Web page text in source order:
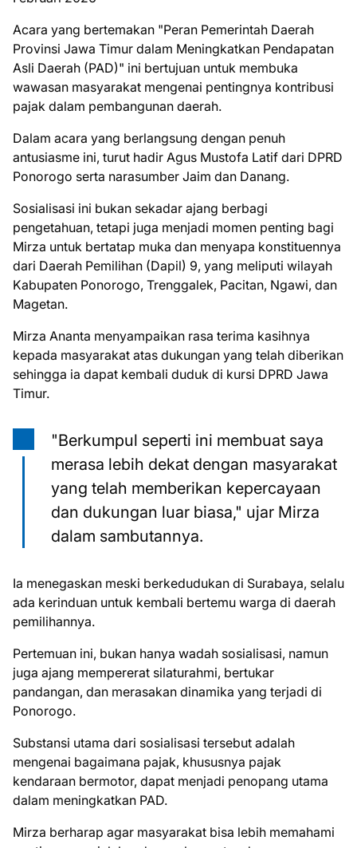
Acara yang bertemakan "Peran Pemerintah Daerah
Provinsi Jawa Timur dalam Meningkatkan Pendapatan
Asli Daerah (PAD)" ini bertujuan untuk membuka
wawasan masyarakat mengenai pentingnya kontribusi
pajak dalam pembangunan daerah.
Dalam acara yang berlangsung dengan penuh
antusiasme ini, turut hadir Agus Mustofa Latif dari DPRD
Ponorogo serta narasumber Jaim dan Danang.
Sosialisasi ini bukan sekadar ajang berbagi
pengetahuan, tetapi juga menjadi momen penting bagi
Mirza untuk bertatap muka dan menyapa konstituennya
dari Daerah Pemilihan (Dapil) 9, yang meliputi wilayah
Kabupaten Ponorogo, Trenggalek, Pacitan, Ngawi, dan
Magetan.
Mirza Ananta menyampaikan rasa terima kasihnya
kepada masyarakat atas dukungan yang telah diberikan
sehingga ia dapat kembali duduk di kursi DPRD Jawa
Timur.
"Berkumpul seperti ini membuat saya
merasa lebih dekat dengan masyarakat
yang telah memberikan kepercayaan
dan dukungan luar biasa," ujar Mirza
dalam sambutannya.
Ia menegaskan meski berkedudukan di Surabaya, selalu
ada kerinduan untuk kembali bertemu warga di daerah
pemilihannya.
Pertemuan ini, bukan hanya wadah sosialisasi, namun
juga ajang mempererat silaturahmi, bertukar
pandangan, dan merasakan dinamika yang terjadi di
Ponorogo.
Substansi utama dari sosialisasi tersebut adalah
mengenai bagaimana pajak, khususnya pajak
kendaraan bermotor, dapat menjadi penopang utama
dalam meningkatkan PAD.
Mirza berharap agar masyarakat bisa lebih memahami